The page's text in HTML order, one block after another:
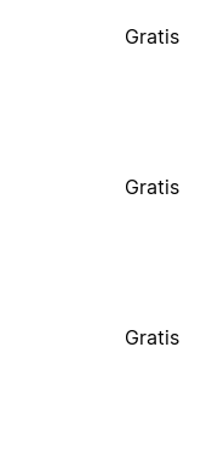
Gratis
Gratis
Gratis